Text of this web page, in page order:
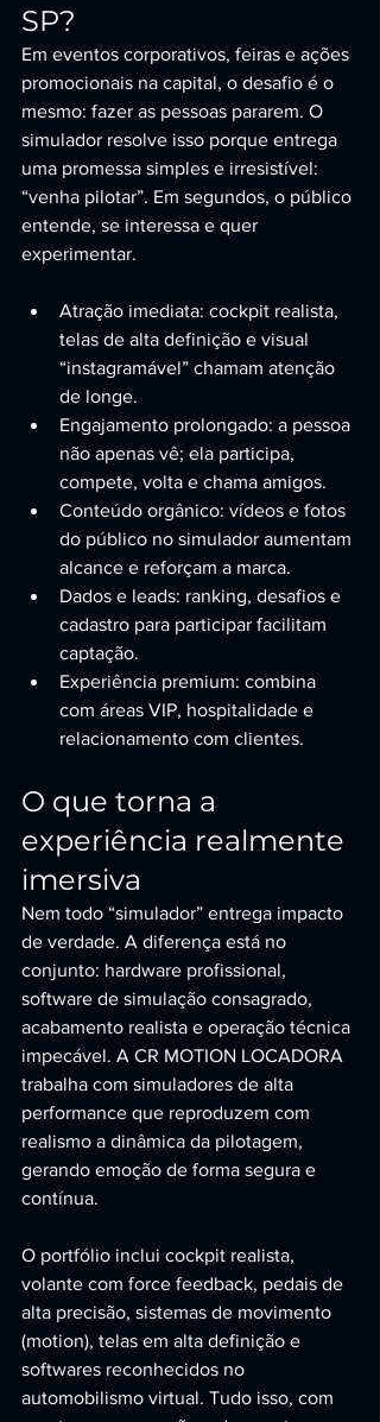
SP?
Em eventos corporativos, feiras e ações
promocionais na capital, o desafio é o
mesmo: fazer as pessoas pararem. O
simulador resolve isso porque entrega
uma promessa simples e irresistível:
“venha pilotar”. Em segundos, o público
entende, se interessa e quer
experimentar.
Atração imediata: cockpit realista,
telas de alta definição e visual
“instagramável” chamam atenção
de longe.
Engajamento prolongado: a pessoa
não apenas vê; ela participa,
compete, volta e chama amigos.
Conteúdo orgânico: vídeos e fotos
do público no simulador aumentam
alcance e reforçam a marca.
Dados e leads: ranking, desafios e
cadastro para participar facilitam
captação.
Experiência premium: combina
com áreas VIP, hospitalidade e
relacionamento com clientes.
O que torna a
experiência realmente
imersiva
Nem todo “simulador” entrega impacto
de verdade. A diferença está no
conjunto: hardware profissional,
software de simulação consagrado,
acabamento realista e operação técnica
impecável. A CR MOTION LOCADORA
trabalha com simuladores de alta
performance que reproduzem com
realismo a dinâmica da pilotagem,
gerando emoção de forma segura e
contínua.
O portfólio inclui cockpit realista,
volante com force feedback, pedais de
alta precisão, sistemas de movimento
(motion), telas em alta definição e
softwares reconhecidos no
automobilismo virtual. Tudo isso, com